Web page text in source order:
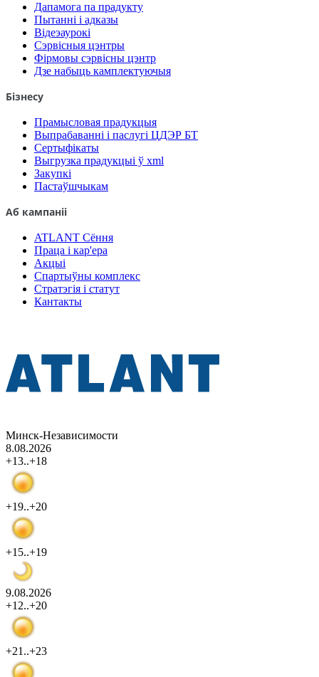
Дапамога па прадукту
Пытанні і адказы
Відеэаурокі
Сэрвісныя цэнтры
Фірмовы сэрвісны цэнтр
Дзе набыць камплектуючыя
Бізнесу
Прамысловая прадукцыя
Выпрабаванні і паслугі ЦДЭР БТ
Сертыфікаты
Выгрузка прадукцыі ў xml
Закупкі
Пастаўшчыкам
Аб кампаніі
ATLANT Сёння
Праца і кар'ера
Акцыі
Спартыўны комплекс
Стратэгія і статут
Кантакты
Минск-Независимости
8.08.2026
+13..+18
+19..+20
+15..+19
9.08.2026
+12..+20
+21..+23